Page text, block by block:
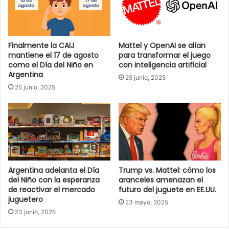
e
l
e
c
t
r
n
i
c
o
Finalmente la CAIJ
mantiene el 17 de agosto
como el Día del Niño en
Argentina
25 junio, 2025
Mattel y OpenAI se alían
para transformar el juego
con inteligencia artificial
25 junio, 2025
Argentina adelanta el Día
del Niño con la esperanza
de reactivar el mercado
juguetero
23 junio, 2025
Trump vs. Mattel: cómo los
aranceles amenazan el
futuro del juguete en EE.UU.
23 mayo, 2025